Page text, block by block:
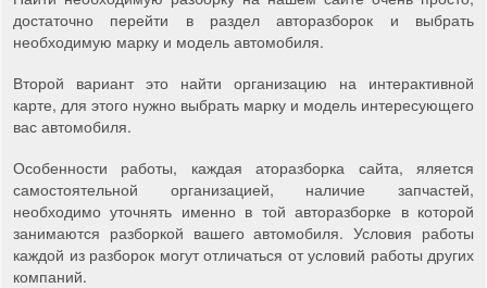
достаточно перейти в раздел авторазборок и выбрать
необходимую марку и модель автомобиля.
Второй вариант это найти организацию на интерактивной
карте, для этого нужно выбрать марку и модель интересующего
вас автомобиля.
Особенности работы, каждая аторазборка сайта, яляется
самостоятельной организацией, наличие запчастей,
необходимо уточнять именно в той авторазборке в которой
занимаются разборкой вашего автомобиля. Условия работы
каждой из разборок могут отличаться от условий работы других
компаний.